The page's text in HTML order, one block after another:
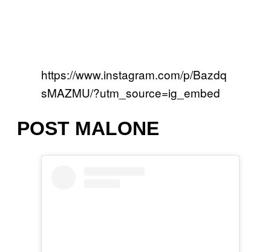
https://www.instagram.com/p/Bazdq
sMAZMU/?utm_source=ig_embed
POST MALONE